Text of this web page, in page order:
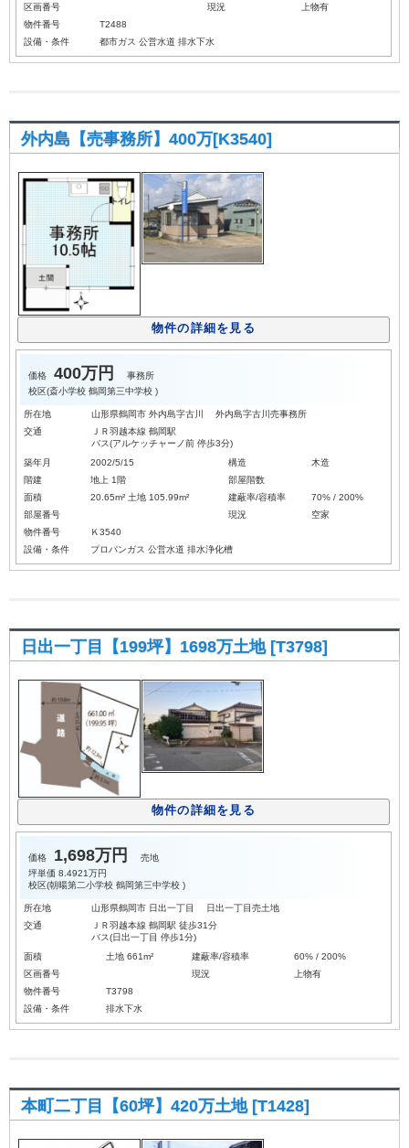
区画番号
現況
上物有
物件番号
T2488
設備・条件
都市ガス 公営水道 排水下水
外内島【売事務所】400万[K3540]
物件の詳細を見る
価格 400万円
事務所
校区(斎小学校 鶴岡第三中学校 )
所在地
山形県鶴岡市 外内島字古川 外内島字古川売事務所
交通
ＪＲ羽越本線 鶴岡駅
バス(アルケッチャーノ前 停歩3分)
築年月
2002/5/15 構造
木造
階建
地上 1階
部屋階数
面積
20.65m² 土地 105.99m² 建蔽率/容積率
70% / 200%
部屋番号
現況
空家
物件番号
Ｋ3540
設備・条件
プロパンガス 公営水道 排水浄化槽
日出一丁目【199坪】1698万土地 [T3798]
物件の詳細を見る
価格 1,698万円
売地
坪単価 8.4921万円
校区(朝暘第二小学校 鶴岡第三中学校 )
所在地
山形県鶴岡市 日出一丁目 日出一丁目売土地
交通
ＪＲ羽越本線 鶴岡駅 徒歩31分
バス(日出一丁目 停歩1分)
面積
土地 661m² 建蔽率/容積率
60% / 200%
区画番号
現況
上物有
物件番号
T3798
設備・条件
排水下水
本町二丁目【60坪】420万土地 [T1428]